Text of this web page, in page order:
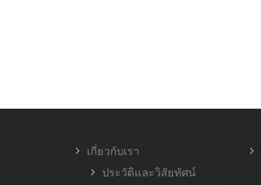
เกี่ยวกับเรา
ประวัติและวิสัยทัศน์